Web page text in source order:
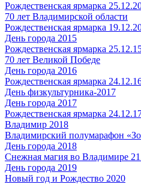
Рождественская ярмарка
70 лет Владимирской области
Рождественская ярмарка
День города 2015
Рождественская ярмарка
70 лет Великой Победе
День города 2016
Рождественская ярмарка
День физкультурника-2017
День города 2017
Рождественская ярмарка
Владимир 2018
Владимирский полумарафон
День города 2018
Снежная магия во Владимире
День города 2019
Новый год и Рождество 2020